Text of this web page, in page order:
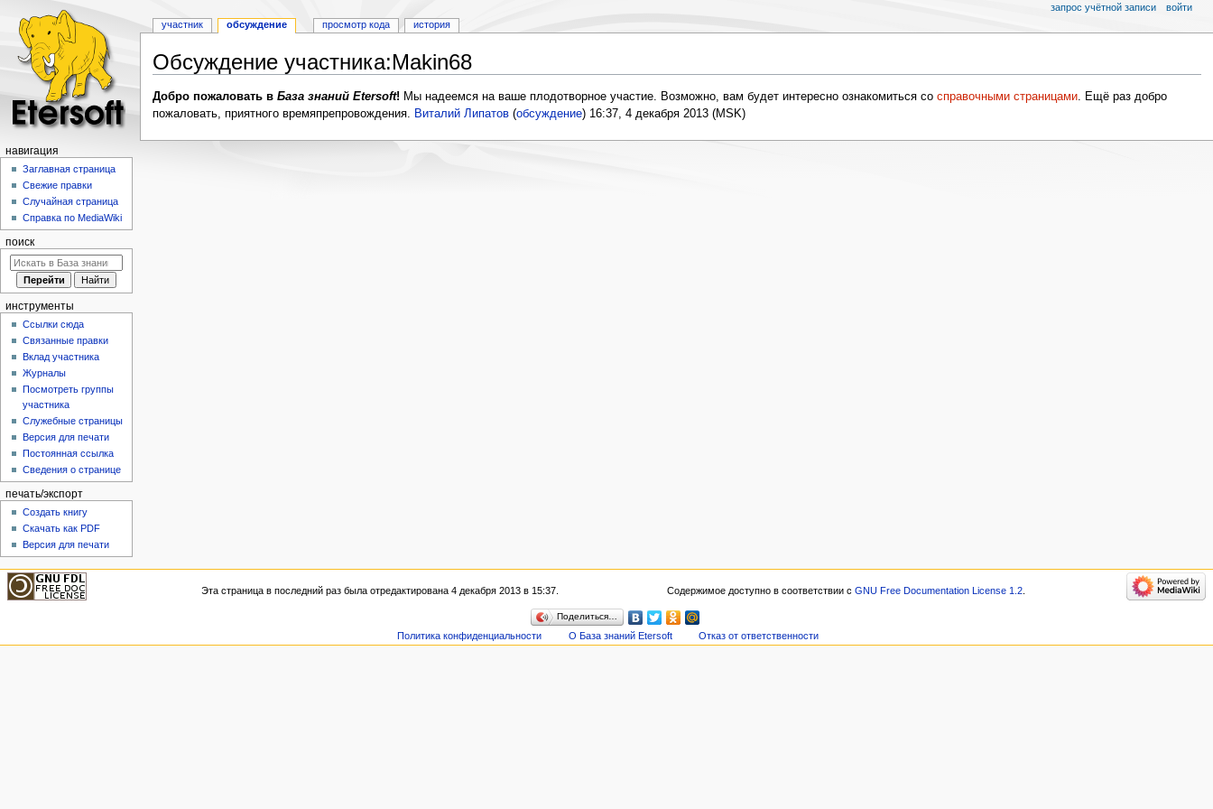
Обсуждение участника:Makin68
Перейти
к
Перейти
к
Добро пожаловать в База знаний Etersoft! Мы надеемся на ваше плодотворное участие. Возможно, вам будет интересно ознакомиться со справочными страницами. Ещё раз добро
пожаловать, приятного времяпрепровождения.
Виталий Липатов(обсуждение) 16:37, 4 декабря 2013 (MSK)
участник обсуждение просмотр кода история
запрос учётной записи войти
навигация
Заглавная страница
Свежие правки
Случайная страница
Справка по MediaWiki
поиск
инструменты
Ссылки сюда
Связанные правки
Вклад участника
Журналы
Посмотреть группы
участника
Служебные страницы
Версия для печати
Постоянная ссылка
Сведения о странице
печать/экспорт
Создать книгу
Скачать как PDF
Версия для печати
Эта страница в последний раз была отредактирована 4 декабря 2013 в 15:37. Содержимое доступно в соответствии сGNU Free Documentation License 1.2
Поделиться…
Политика конфиденциальности О База знаний Etersoft Отказ от ответственности